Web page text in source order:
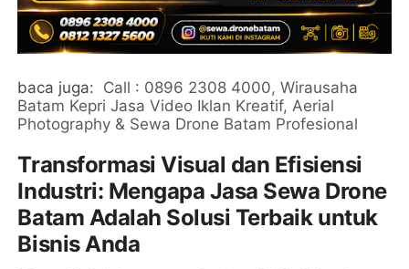
baca juga: Call : 0896 2308 4000, Wirausaha
Batam Kepri Jasa Video Iklan Kreatif, Aerial
Photography & Sewa Drone Batam Profesional
Transformasi Visual dan Efisiensi
Industri: Mengapa Jasa Sewa Drone
Batam Adalah Solusi Terbaik untuk
Bisnis Anda